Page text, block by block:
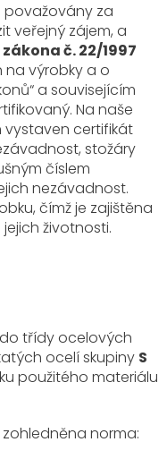
považovány za
veřejný zájem, a
zákona č. 22/1997
na výrobky a o
a souvisejícím
Na naše
vystaven certifikát
stožáry
číslem
nezávadnost.
čímž je zajištěna
životnosti.
třídy ocelových
ocelí skupiny S
použitého materiálu
norma: